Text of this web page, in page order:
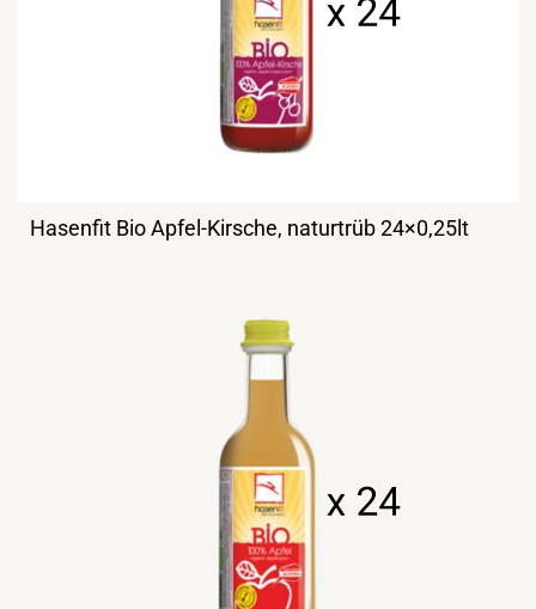
Hasenfit Bio Apfel-Kirsche, naturtrüb 24×0,25lt